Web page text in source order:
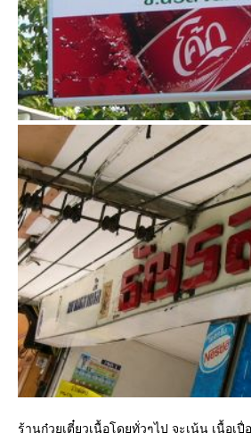
ร้านก๋วยเตี๋ยวเนื้อโดยทั่วๆไป จะเน้น เนื้อเ